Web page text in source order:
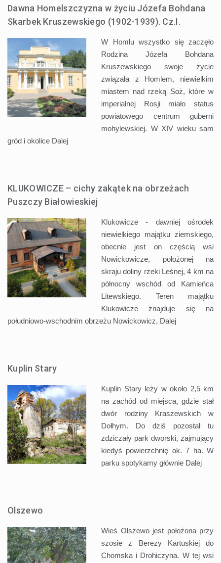
Dawna Homelszczyzna w życiu Józefa Bohdana
Skarbek Kruszewskiego (1902-1939). Cz.I.
W Homlu wszystko się zaczęło
Rodzina Józefa Bohdana
Kruszewskiego swoje życie
związała z Homlem, niewielkim
miastem nad rzeką Soż, które w
imperialnej Rosji miało status
powiatowego centrum guberni
mohylewskiej. W XIV wieku sam
gród i okolice Dalej
KLUKOWICZE – cichy zakątek na obrzeżach
Puszczy Białowieskiej
Klukowicze - dawniej ośrodek
niewielkiego majątku ziemskiego,
obecnie jest on częścią wsi
Nowickowicze, położonej na
skraju doliny rzeki Leśnej, 4 km na
północny wschód od Kamieńca
Litewskiego. Teren majątku
Klukowicze znajduje się na
południowo-wschodnim obrzeżu Nowickowicz, Dalej
Kuplin Stary
Kuplin Stary leży w około 2,5 km
na zachód od miejsca, gdzie stał
dwór rodziny Kraszewskich w
Dołhym. Do dziś pozostał tu
zdziczały park dworski, zajmujący
kiedyś powierzchnię ok. 7 ha. W
parku spotykamy głównie Dalej
Olszewo
Wieś Olszewo jest położona przy
szosie z Berezy Kartuskiej do
Chomska i Drohiczyna. W tej wsi